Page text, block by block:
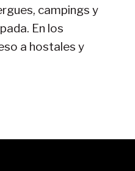
campings y
En los
a hostales y